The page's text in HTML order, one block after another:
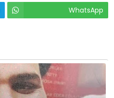
WhatsApp